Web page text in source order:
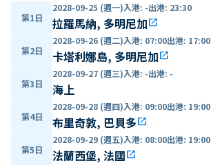
第1日
2028-09-25 (週一)入港: -出港: 23:30
拉羅馬納, 多明尼加open_in_new
第2日
2028-09-26 (週二)入港: 07:00出港: 17:00
卡塔利娜島, 多明尼加open_in_new
第3日
2028-09-27 (週三)入港: -出港: -
海上
第4日
2028-09-28 (週四)入港: 09:00出港: 19:00
布里奇敦, 巴貝多open_in_new
第5日
2028-09-29 (週五)入港: 08:00出港: 19:00
法蘭西堡, 法國open_in_new